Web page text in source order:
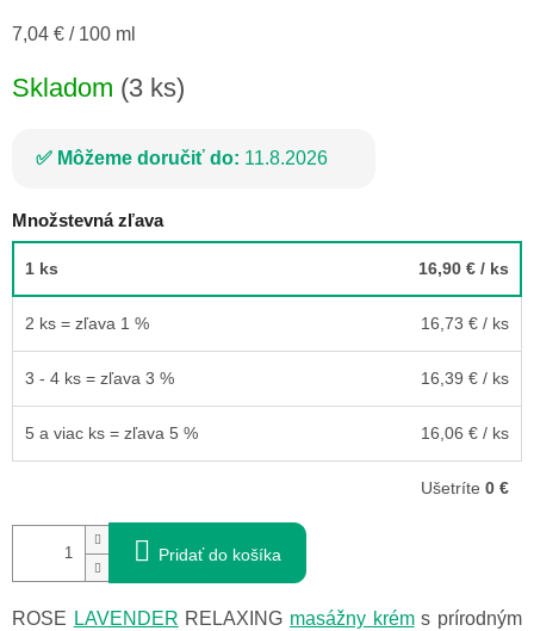
Jednotková
7,04 € / 100 ml
Skladom (3 ks)
Môžeme doručiť do: 11.8.2026
Množstevná zľava
1 ks 16,90 € / ks
2 ks = zľava 1 % 16,73 € / ks
3 - 4 ks = zľava 3 % 16,39 € / ks
5 a viac ks = zľava 5 % 16,06 € / ks
Ušetríte 0 €
Pridať do košíka
ROSE LAVENDER RELAXING masážny kréms prírodným